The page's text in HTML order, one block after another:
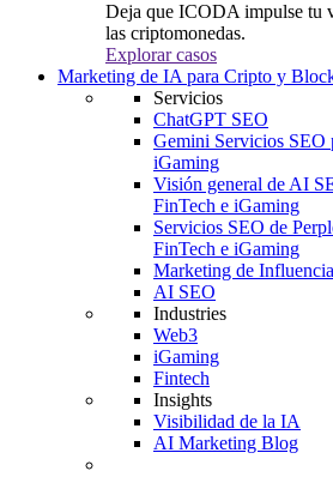
Deja que ICODA impulse tu
las criptomonedas.
Explorar casos
Marketing de IA para Cripto y
Servicios
ChatGPT SEO
Gemini Servicios SEO
iGaming
Visión general de AI
FinTech e iGaming
Servicios SEO de
FinTech e iGaming
Marketing de
AI SEO
Industries
Web3
iGaming
Fintech
Insights
Visibilidad de la IA
AI Marketing Blog